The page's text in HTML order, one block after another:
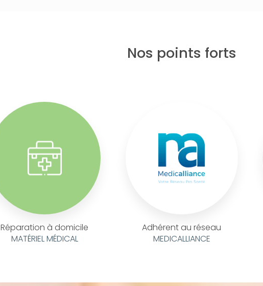
Nos points forts
Réparation à domicile
MATÉRIEL MÉDICAL
Adhérent au réseau
MEDICALLIANCE